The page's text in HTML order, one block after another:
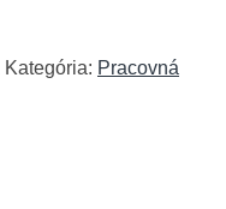
Kategória: Pracovná